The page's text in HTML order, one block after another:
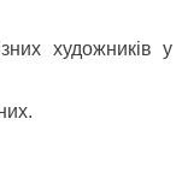
художників у